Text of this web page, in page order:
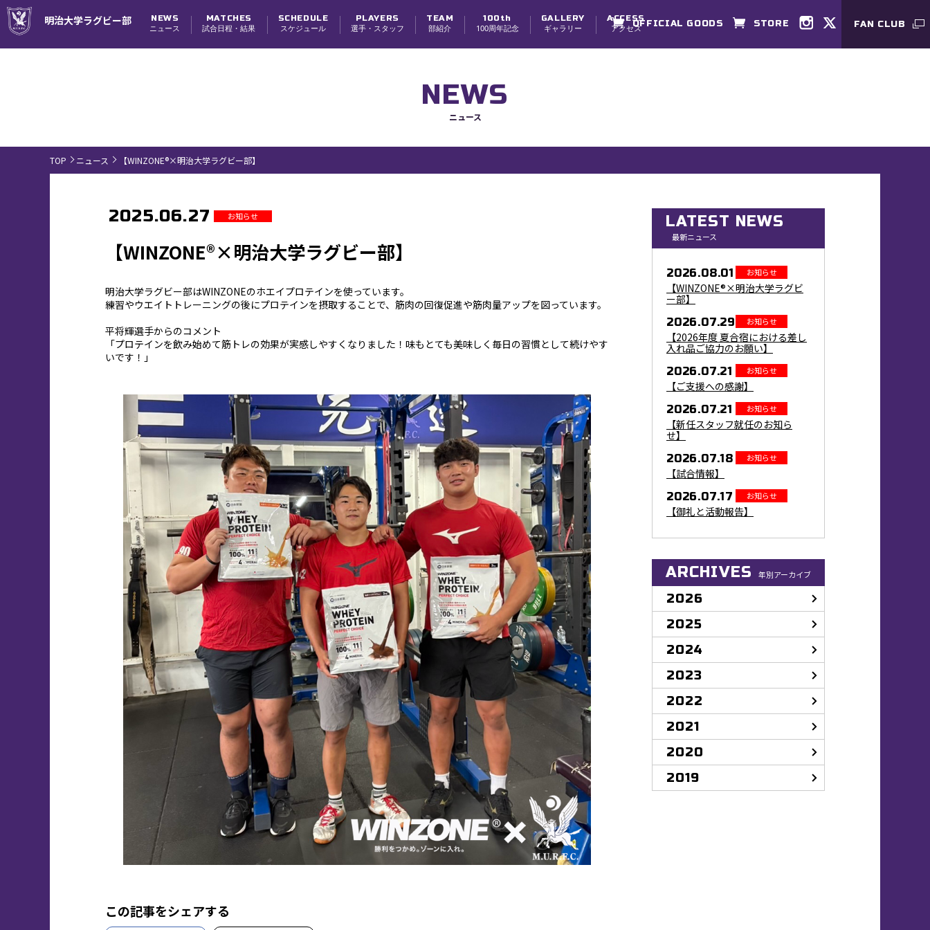
明治大学ラグビー部 NEWS
ニュース
MATCHES
試合日程・結果
SCHEDULE
スケジュール
PLAYERS
選手・スタッフ
TEAM
部紹介
100th
100周年記念
GALLERY
ギャラリー
ACCESS
アクセスOFFICIAL GOODS STORE FAN CLUB
NEWS
ニュース
TOP ニュース 【WINZONE®×明治大学ラグビー部】
2025.06.27 お知らせ
【WINZONE®×明治大学ラグビー部】
明治大学ラグビー部はWINZONEのホエイプロテインを使っています。
練習やウエイトトレーニングの後にプロテインを摂取することで、筋肉の回復促進や筋肉量アップを図っています。
平将輝選手からのコメント
「プロテインを飲み始めて筋トレの効果が実感しやすくなりました！味もとても美味しく毎日の習慣として続けやす
いです！」
この記事をシェアする
LATEST NEWS
最新ニュース
2026.08.01 お知らせ
【WINZONE®×明治大学ラグビ
ー部】
2026.07.29 お知らせ
【2026年度 夏合宿における差し
入れ品ご協力のお願い】
2026.07.21 お知らせ
【ご支援への感謝】
2026.07.21 お知らせ
【新任スタッフ就任のお知ら
せ】
2026.07.18 お知らせ
【試合情報】
2026.07.17 お知らせ
【御礼と活動報告】
ARCHIVES 年別アーカイブ
2026
2025
2024
2023
2022
2021
2020
2019